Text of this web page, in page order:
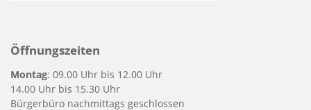
Öffnungszeiten
Montag: 09.00 Uhr bis 12.00 Uhr
14.00 Uhr bis 15.30 Uhr
Bürgerbüro nachmittags geschlossen